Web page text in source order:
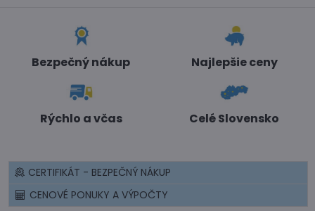
Bezpečný nákup Najlepšie ceny
Rýchlo a včas Celé Slovensko
CERTIFIKÁT - BEZPEČNÝ NÁKUP
CENOVÉ PONUKY A VÝPOČTY